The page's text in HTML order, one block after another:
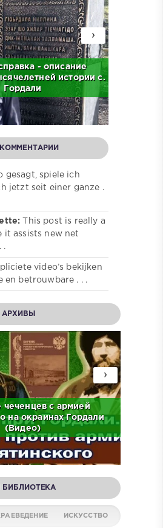
- описание
истории с.
Гордали
›
gesagt, spiele ich
jetzt seit einer ganze .
This post is really a
it assists new net
.
video’s bekijken
en betrouwbare . . .
АРХИВЫ
чеченцев с армией
на окраинах Гордали
(Видео)
›
БИБЛИОТЕКА
ИСКУССТВО